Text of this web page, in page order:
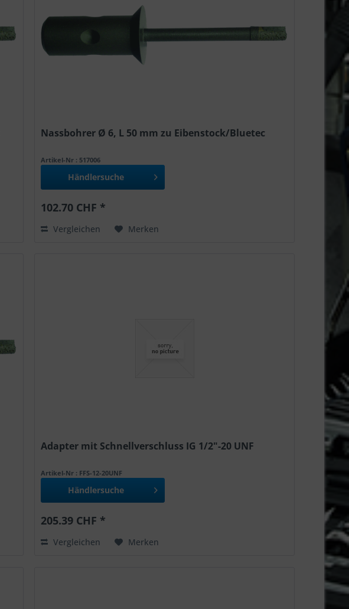
Nassbohrer Ø 6, L 50 mm zu Eibenstock/Bluetec
Artikel-Nr : 517006
Händlersuche
102.70 CHF *
Vergleichen Merken
Adapter mit Schnellverschluss IG 1/2"-20 UNF
Artikel-Nr : FFS-12-20UNF
Händlersuche
205.39 CHF *
Vergleichen Merken